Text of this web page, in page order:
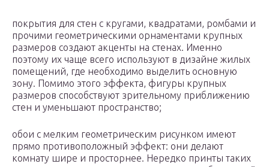
покрытия для стен с кругами, квадратами, ромбами и
прочими геометрическими орнаментами крупных
размеров создают акценты на стенах. Именно
поэтому их чаще всего используют в дизайне жилых
помещений, где необходимо выделить основную
зону. Помимо этого эффекта, фигуры крупных
размеров способствуют зрительному приближению
стен и уменьшают пространство;
обои с мелким геометрическим рисунком имеют
прямо противоположный эффект: они делают
комнату шире и просторнее. Нередко принты таких